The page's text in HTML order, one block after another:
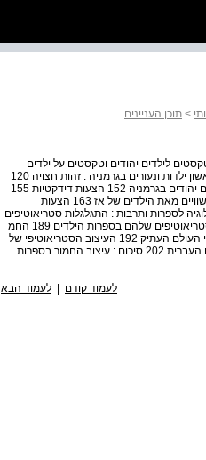
> תוכן העניינים
לילדים יהודים וטקסטים על ילדים
יהודים בתקופת הר"ו השלישי / רונה לבנת 117 הקדמה 119 חלק ראשון ילדות ונעורים בגרמניה : זהות חצויה 120
הזרם הציוני 125 הזרם המרכזי-ליברלי 144 םיכום : 0 קם 0 ים לילדים יהודים בגרמניה 152 הצעות דידקטיות 155
חלק שני סקםטים לילדים יהודים בגרמניה הנאצית מול טקסטים עכשוויים מאת הילדים של אז 163 הצעות
179 0 רק רביע : " בין זואולוגיה לספרות ותרבות : התגלגלות סטריאוטיפים
של החמור בספרות הילדים / טל קוגמן 187 הקדמה : בעלי חיים והסטריאוטיפים שלהם בספרות הילדים 189 החמ
1 ר הטיפש והנחות : תולדות הסטריאוטיפ השלילי של החמור במשלי העולם העתיק 192 העיצוב הסטריאוטיפי של
החמור בספרות הילדים העולמית 195 דמות החמור בספרות הילדים העברית 202 סיכום : עיצוב החמור בספרות
לעמוד קודם | לעמוד הבא